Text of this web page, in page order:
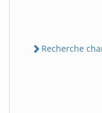
Recherche